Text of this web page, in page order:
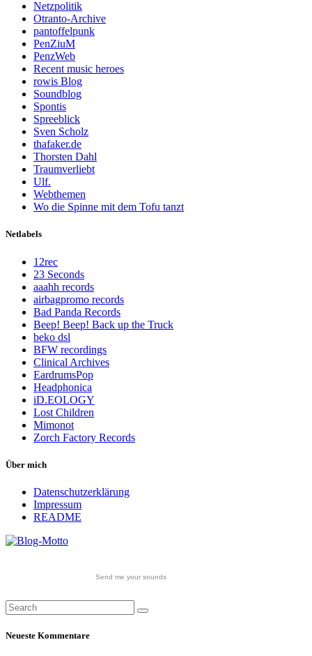
Netzpolitik
Otranto-Archive
pantoffelpunk
PenZiuM
PenzWeb
Recent music heroes
rowis Blog
Soundblog
Spontis
Spreeblick
Sven Scholz
thafaker.de
Thorsten Dahl
Traumverliebt
Ulf.
Webthemen
Wo die Spinne mit dem Tofu tanzt
Netlabels
12rec
23 Seconds
aaahh records
airbagpromo records
Bad Panda Records
Beep! Beep! Back up the Truck
beko dsl
BFW recordings
Clinical Archives
EardrumsPop
Headphonica
iD.EOLOGY
Lost Children
Mimonot
Zorch Factory Records
Über mich
Datenschutzerklärung
Impressum
README
Send me your sounds
Neueste Kommentare